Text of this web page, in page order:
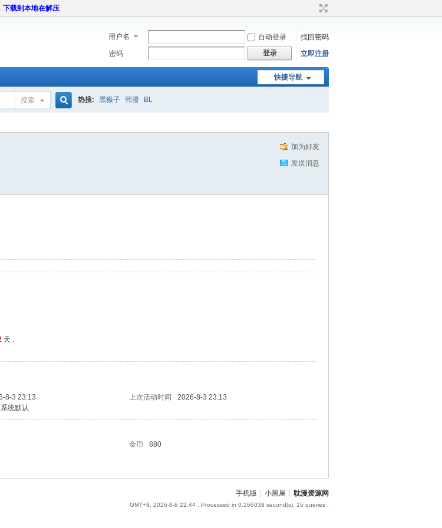
下载到本地在解压
用户名 自动登录
找回密码
密码
登录 立即注册
快捷导航
搜索 热搜: 黑猴子 韩漫 BL
加为好友
发送消息
天 .
8-3 23:13 上次活动时间
2026-8-3 23:13
统默认
金币
880
手机版 小黑屋 耽漫资源网
GMT+8, 2026-8-8 22:44 , Processed in 0.166039 second(s), 15 queries .